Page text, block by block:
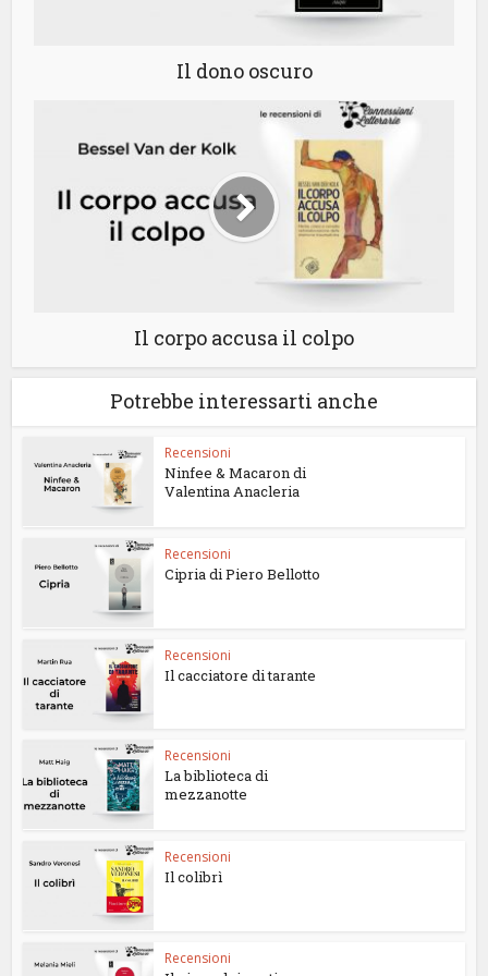
Il dono oscuro
Il corpo accusa il colpo
Potrebbe interessarti anche
Recensioni
Ninfee & Macaron di
Valentina Anacleria
Recensioni
Cipria di Piero Bellotto
Recensioni
Il cacciatore di tarante
Recensioni
La biblioteca di
mezzanotte
Recensioni
Il colibrì
Recensioni